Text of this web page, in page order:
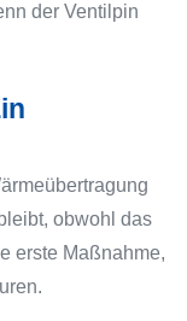
der Ventilpin
obwohl das
erste Maßnahme,